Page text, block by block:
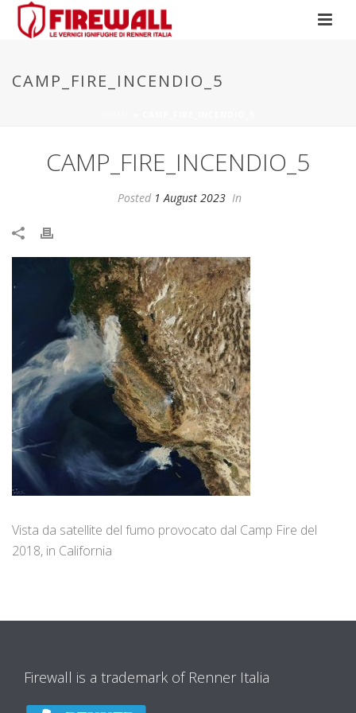
CAMP_FIRE_INCENDIO_5
CAMP_FIRE_INCENDIO_5
Posted 1 August 2023 In
Vista da satellite del fumo provocato dal Camp Fire del
2018, in California
Firewall is a trademark of Renner Italia